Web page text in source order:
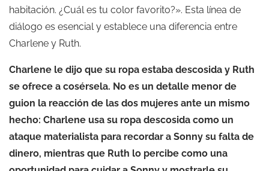
habitación. ¿Cuál es tu color favorito?». Esta línea de
diálogo es esencial y establece una diferencia entre
Charlene y Ruth.
Charlene le dijo que su ropa estaba descosida y Ruth
se ofrece a cosérsela. No es un detalle menor de
guion la reacción de las dos mujeres ante un mismo
hecho: Charlene usa su ropa descosida como un
ataque materialista para recordar a Sonny su falta de
dinero, mientras que Ruth lo percibe como una